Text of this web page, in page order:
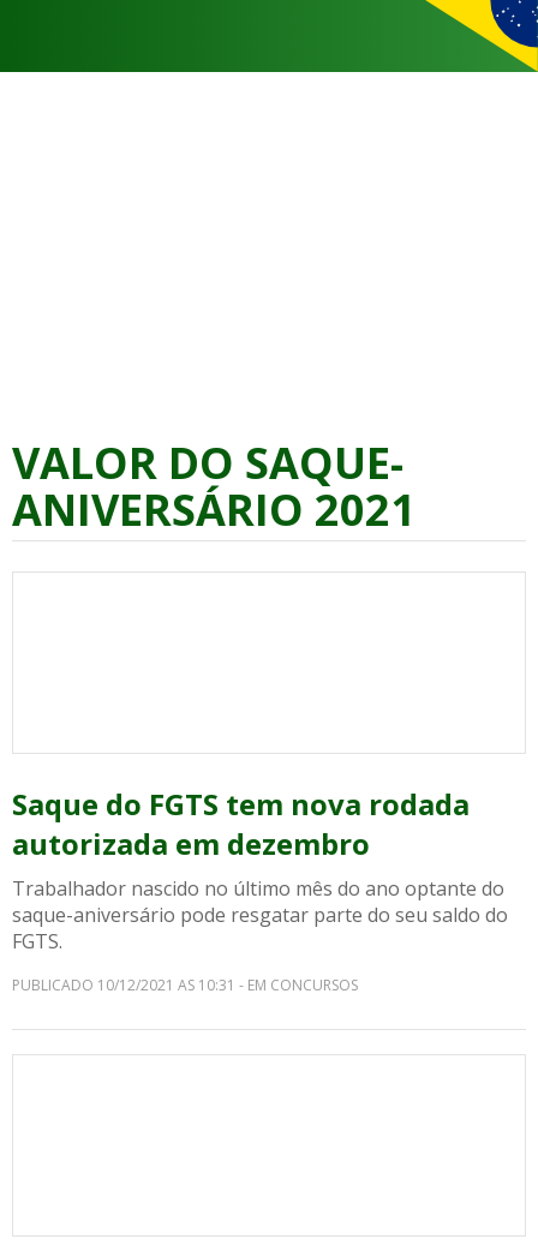
VALOR DO SAQUE-
ANIVERSÁRIO 2021
Saque do FGTS tem nova rodada
autorizada em dezembro
Trabalhador nascido no último mês do ano optante do
saque-aniversário pode resgatar parte do seu saldo do
FGTS.
PUBLICADO 10/12/2021 AS 10:31 - EM CONCURSOS